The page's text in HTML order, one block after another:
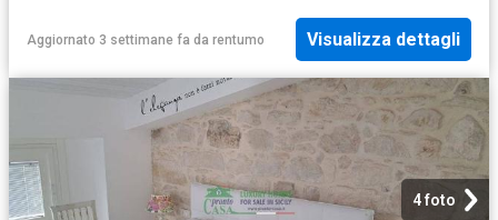
Aggiornato 3 settimane fa da rentumo Visualizza dettagli
4 foto